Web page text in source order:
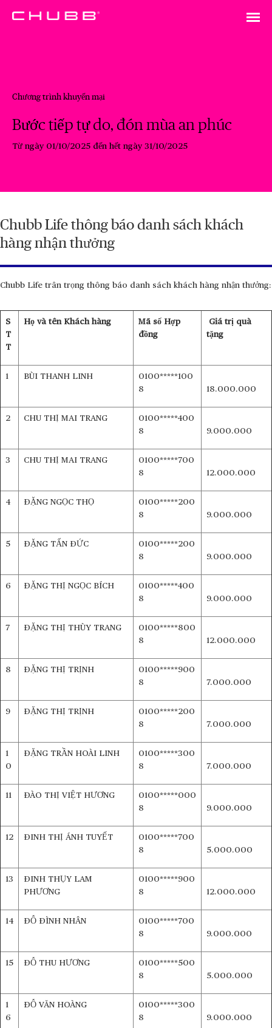
Chương trình khuyến mại
Bước tiếp tự do, đón mùa an phúc
Từ ngày 01/10/2025 đến hết ngày 31/10/2025
Chubb Life thông báo danh sách khách
hàng nhận thưởng
Chubb Life trân trọng thông báo danh sách khách hàng nhận thưởng:
S
T
T
Họ và tên Khách hàng
Mã số Hợp
đồng
Giá trị quà
tặng
1 BÙI THANH LINH
0100*****100
8
18.000.000
2 CHU THỊ MAI TRANG
0100*****400
8
9.000.000
3 CHU THỊ MAI TRANG
0100*****700
8
12.000.000
4 ĐẶNG NGỌC THỌ
0100*****200
8
9.000.000
5 ĐẶNG TẤN ĐỨC
0100*****200
8
9.000.000
6 ĐẶNG THỊ NGỌC BÍCH
0100*****400
8
9.000.000
7 ĐẶNG THỊ THÙY TRANG
0100*****800
8
12.000.000
8 ĐẶNG THỊ TRỊNH
0100*****900
8
7.000.000
9 ĐẶNG THỊ TRỊNH
0100*****200
8
7.000.000
1
0
ĐẶNG TRẦN HOÀI LINH
0100*****300
8
7.000.000
11 ĐÀO THỊ VIỆT HƯƠNG
0100*****000
8
9.000.000
12 ĐINH THỊ ÁNH TUYẾT
0100*****700
8
5.000.000
13
ĐINH THỤY LAM
PHƯƠNG
0100*****900
8
12.000.000
14 ĐỖ ĐÌNH NHÂN
0100*****700
8
9.000.000
15 ĐỖ THU HƯƠNG
0100*****500
8
5.000.000
1
6
ĐỖ VĂN HOÀNG
0100*****300
8
9.000.000